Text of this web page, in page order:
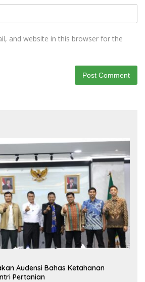
and website in this browser for the
Audensi Bahas Ketahanan
Pertanian